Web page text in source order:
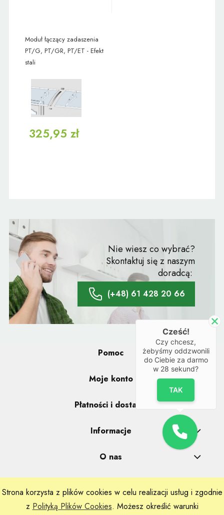
Strona korzysta z plików cookies w celu realizacji usług i zgodnie
z Polityką Plików Cookies. Możesz określić warunki
Moduł łączący zadaszenia
PT/G, PT/GR, PT/ET - Efekt
stali
325,95 zł
Nie wiesz co wybrać?
Skontaktuj się z naszym
doradcą:
(+48) 61 428 20 66
Pomoc
Moje konto
Płatności i dostawa
Informacje
O nas
Realizacje: Dpl Agency -Szablony Shoper
Cześć!
Czy chcesz,
żebyśmy oddzwonili
do Ciebie za darmo
w 28 sekund?
TAK